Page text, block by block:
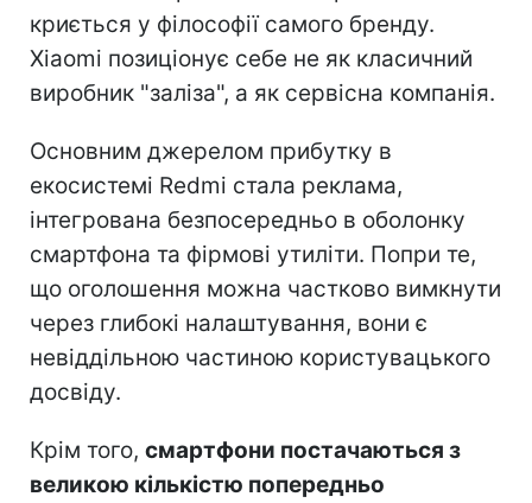
криється у філософії самого бренду.
Xiaomi позиціонує себе не як класичний
виробник "заліза", а як сервісна компанія.
Основним джерелом прибутку в
екосистемі Redmi стала реклама,
інтегрована безпосередньо в оболонку
смартфона та фірмові утиліти. Попри те,
що оголошення можна частково вимкнути
через глибокі налаштування, вони є
невіддільною частиною користувацького
досвіду.
Крім того, смартфони постачаються з
великою кількістю попередньо